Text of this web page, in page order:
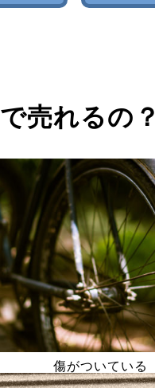
売れるの？
傷がついている